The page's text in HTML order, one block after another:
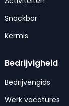
Snackbar
Kermis
Bedrijvigheid
Bedrijvengids
Werk vacatures